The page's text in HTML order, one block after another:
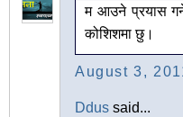
म आउने प्रयास
कोशिशमा छु।
August 3,
Ddus said...